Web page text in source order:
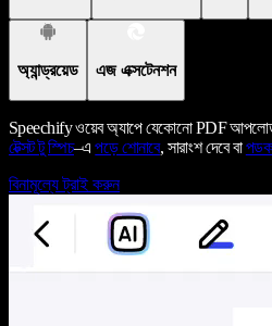
অ্যান্ড্রয়েড এজ এক্সটেনশন
Speechify ওয়েব অ্যাপে যেকোনো PDF
টেক্সট টু স্পিচ–এপড়ে শোনাবে, সারাংশ দেবে বা
বিনামূল্যে ট্রাই করুন